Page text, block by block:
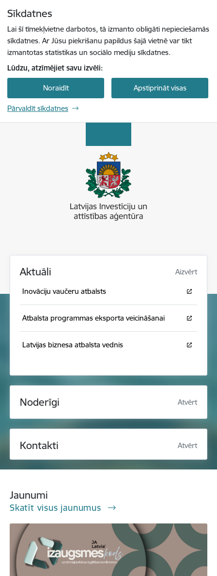
Sīkdatnes
Lai šī tīmekļvietne darbotos, tā izmanto obligāti nepieciešamās
sīkdatnes. Ar Jūsu piekrišanu papildus šajā vietnē var tikt
izmantotas statistikas un sociālo mediju sīkdatnes.
Lūdzu, atzīmējiet savu izvēli:
Noraidīt Apstiprināt visas
Pārvaldīt sīkdatnes
Aktuāli Aizvērt
Inovāciju vaučeru atbalsts
Atbalsta programmas eksporta veicināšanai
Latvijas biznesa atbalsta vednis
Noderīgi Atvērt
Kontakti Atvērt
Jaunumi
Skatīt visus jaunumus